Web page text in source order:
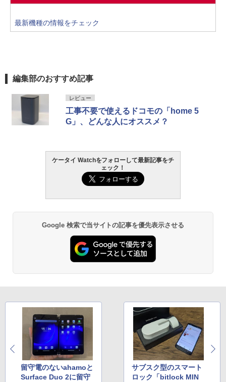
最新機種の情報をチェック
編集部のおすすめ記事
レビュー
工事不要で使えるドコモの「home 5
G」、どんな人にオススメ？
ケータイ Watchをフォローして最新記事をチ
ェック！
Google 検索で当サイトの記事を優先表示させる
留守電のないahamoと
Surface Duo 2に留守
サブスク型のスマート
ロック「bitlock MIN